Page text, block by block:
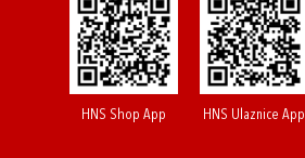
HNS Shop App HNS Ulaznice App